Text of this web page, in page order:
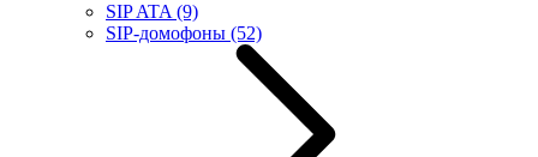
SIP ATA (9)
SIP-домофоны (52)